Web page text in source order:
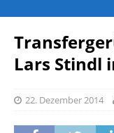
Lars Stindl
22. Dezember 2014